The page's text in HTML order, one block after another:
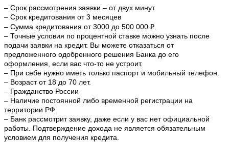
– Срок рассмотрения заявки – от двух минут.
– Срок кредитования от 3 месяцев
– Сумма кредитования от 3000 до 500 000 ₽.
– Точные условия по процентной ставке можно узнать после
подачи заявки на кредит. Вы можете отказаться от
предложенного одобренного решения Банка до его
оформления, если вас что-то не устроит.
– При себе нужно иметь только паспорт и мобильный телефон.
– Возраст от 18 до 70 лет.
– Гражданство России
– Наличие постоянной либо временной регистрации на
территории РФ.
– Банк рассмотрит заявку, даже если у вас нет официальной
работы. Подтверждение дохода не является обязательным
условием для получения кредита.